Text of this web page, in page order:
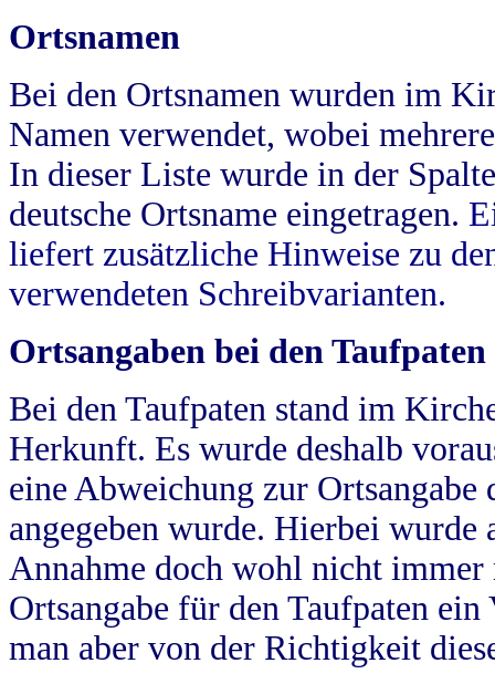
Ortsnamen
Bei den Ortsnamen wurden im
Namen verwendet, wobei
In dieser Liste wurde in der
deutsche Ortsname eingetragen.
liefert zusätzliche Hinweise zu
verwendeten Schreibvarianten.
Ortsangaben bei den Taufpaten
Bei den Taufpaten stand im
Herkunft. Es wurde deshalb
eine Abweichung zur
angegeben wurde. Hierbei wurde
Annahme doch wohl nicht
Ortsangabe für den Taufpaten
man aber von der Richtigkeit